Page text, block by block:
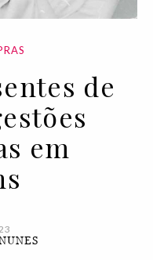
de
em